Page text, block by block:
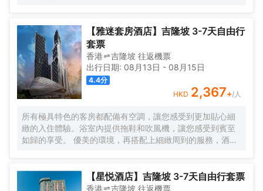
僅僅是逗留，找到一種生活，工作和娛樂的生活方式。
【雅迷套房酒店】吉隆坡 3-7天自由行
套票
香港 吉隆坡 往返機票
出行日期: 08月13日 - 08月15日
4.4分
HKD 2,367+/人
所有極具特色的客房都配備有空調，讓您感受到更加貼心細
緻的入住體驗。浴室內提供拖鞋和吹風機，讓您感受到賓至
如歸的享受。 優美的環境，再搭配上細緻周到的服務，酒店
【星悦酒店】吉隆坡 3-7天自由行套票
香港 吉隆坡 往返機票